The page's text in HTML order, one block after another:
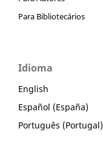
Para Bibliotecários
Idioma
English
Español (España)
Português (Portugal)